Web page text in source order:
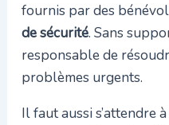
fournis par des
de sécurité. Sans
responsable de
problèmes urgents.
Il faut aussi s’attendre